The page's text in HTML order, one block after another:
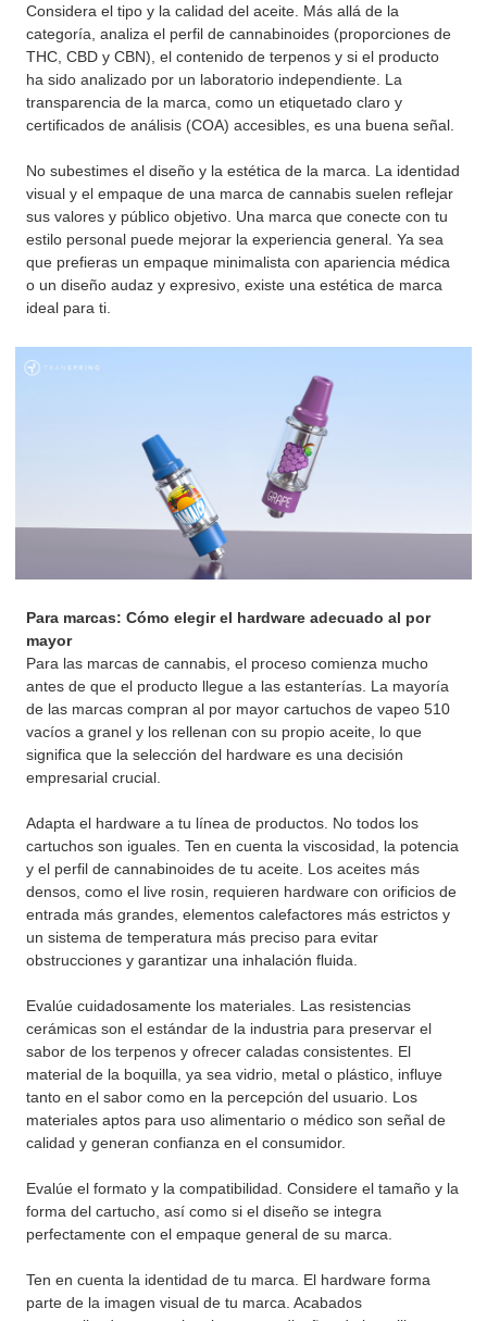
Considera el tipo y la calidad del aceite. Más allá de la
categoría, analiza el perfil de cannabinoides (proporciones de
THC, CBD y CBN), el contenido de terpenos y si el producto
ha sido analizado por un laboratorio independiente. La
transparencia de la marca, como un etiquetado claro y
certificados de análisis (COA) accesibles, es una buena señal.
No subestimes el diseño y la estética de la marca. La identidad
visual y el empaque de una marca de cannabis suelen reflejar
sus valores y público objetivo. Una marca que conecte con tu
estilo personal puede mejorar la experiencia general. Ya sea
que prefieras un empaque minimalista con apariencia médica
o un diseño audaz y expresivo, existe una estética de marca
ideal para ti.
Para marcas: Cómo elegir el hardware adecuado al por
mayor
Para las marcas de cannabis, el proceso comienza mucho
antes de que el producto llegue a las estanterías. La mayoría
de las marcas compran al por mayor cartuchos de vapeo 510
vacíos a granel y los rellenan con su propio aceite, lo que
significa que la selección del hardware es una decisión
empresarial crucial.
Adapta el hardware a tu línea de productos. No todos los
cartuchos son iguales. Ten en cuenta la viscosidad, la potencia
y el perfil de cannabinoides de tu aceite. Los aceites más
densos, como el live rosin, requieren hardware con orificios de
entrada más grandes, elementos calefactores más estrictos y
un sistema de temperatura más preciso para evitar
obstrucciones y garantizar una inhalación fluida.
Evalúe cuidadosamente los materiales. Las resistencias
cerámicas son el estándar de la industria para preservar el
sabor de los terpenos y ofrecer caladas consistentes. El
material de la boquilla, ya sea vidrio, metal o plástico, influye
tanto en el sabor como en la percepción del usuario. Los
materiales aptos para uso alimentario o médico son señal de
calidad y generan confianza en el consumidor.
Evalúe el formato y la compatibilidad. Considere el tamaño y la
forma del cartucho, así como si el diseño se integra
perfectamente con el empaque general de su marca.
Ten en cuenta la identidad de tu marca. El hardware forma
parte de la imagen visual de tu marca. Acabados